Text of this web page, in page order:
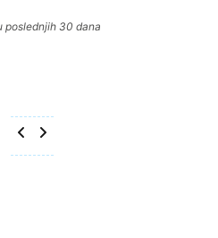
poslednjih 30 dana